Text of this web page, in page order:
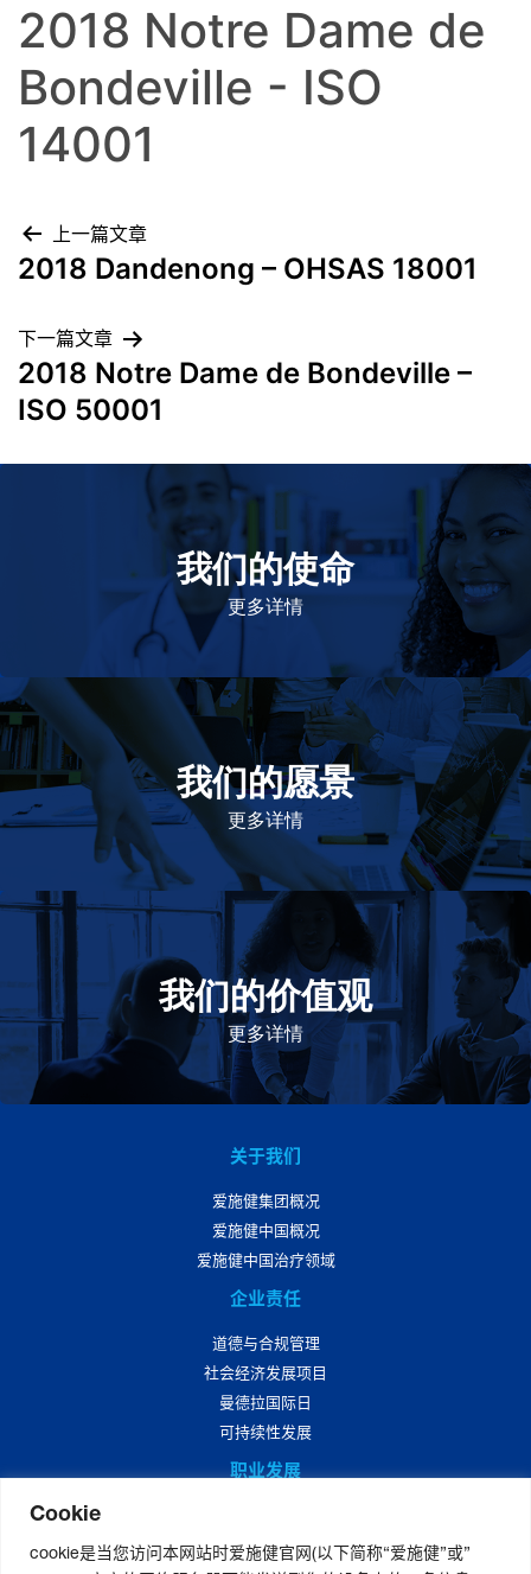
Cookie
cookie是当您访问本网站时爱施健官网(以下简称“爱施健”或”
2018 Notre Dame de
Bondeville - ISO
14001
上一篇文章
2018 Dandenong – OHSAS 18001
下一篇文章
2018 Notre Dame de Bondeville –
ISO 50001
我们的使命
更多详情
致力于提高患者的生命健康和质量
我们的愿景
更多详情
作为一个负责任的企业公民，在全球提供优质和患者可
及的药物，传递我们的价值。
我们的价值观
更多详情
我们的价值观是爱施健存立和发展的基石。集团上下以
此为指引，为实现集团目标而共同奋斗。
关于我们
爱施健集团概况
爱施健中国概况
爱施健中国治疗领域
企业责任
道德与合规管理
社会经济发展项目
曼德拉国际日
可持续性发展
职业发展
爱施健中国岗位招聘